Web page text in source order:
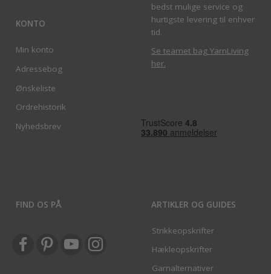
KONTO
Min konto
Adressebog
Ønskeliste
Ordrehistorik
Nyhedsbrev
bedst mulige service og
hurtigste levering til enhver
tid.
Se teamet bag YarnLiving
her.
FIND OS PÅ ARTIKLER OG GUIDES
Strikkeopskrifter
Hækleopskrifter
Garnalternativer